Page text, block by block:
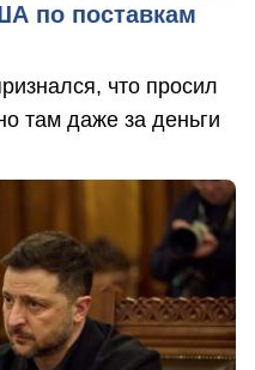
по поставкам
что просил
там даже за деньги